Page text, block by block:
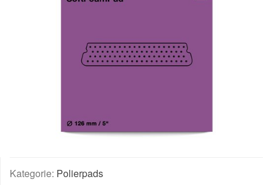
Kategorie: Polierpads